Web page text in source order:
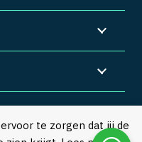
te zorgen dat jij de